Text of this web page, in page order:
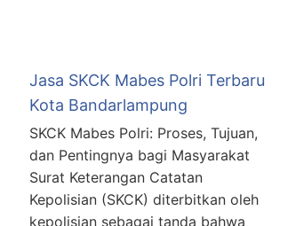
Jasa SKCK Mabes Polri Terbaru
Kota Bandarlampung
SKCK Mabes Polri: Proses, Tujuan,
dan Pentingnya bagi Masyarakat
Surat Keterangan Catatan
Kepolisian (SKCK) diterbitkan oleh
kepolisian sebagai tanda bahwa